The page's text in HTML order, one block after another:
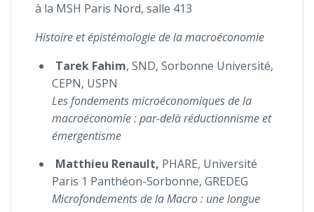
à la MSH Paris Nord, salle 413
Histoire et épistémologie de la macroéconomie
Tarek Fahim, SND, Sorbonne Université,
CEPN, USPN
Les fondements microéconomiques de la
macroéconomie : par-delà réductionnisme et
émergentisme
Matthieu Renault, PHARE, Université
Paris 1 Panthéon-Sorbonne, GREDEG
Microfondements de la Macro : une longue